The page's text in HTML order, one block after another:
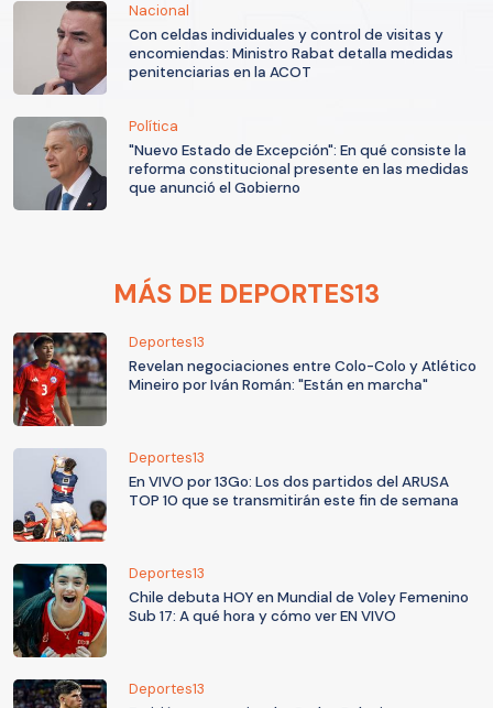
Nacional
Con celdas individuales y control de visitas y
encomiendas: Ministro Rabat detalla medidas
penitenciarias en la ACOT
Política
"Nuevo Estado de Excepción": En qué consiste la
reforma constitucional presente en las medidas
que anunció el Gobierno
MÁS DE DEPORTES13
Deportes13
Revelan negociaciones entre Colo-Colo y Atlético
Mineiro por Iván Román: "Están en marcha"
Deportes13
En VIVO por 13Go: Los dos partidos del ARUSA
TOP 10 que se transmitirán este fin de semana
Deportes13
Chile debuta HOY en Mundial de Voley Femenino
Sub 17: A qué hora y cómo ver EN VIVO
Deportes13